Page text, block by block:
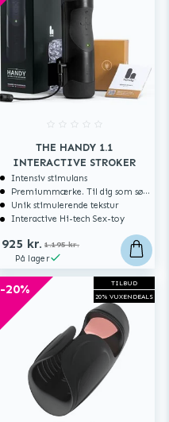
THE HANDY 1.1
INTERACTIVE STROKER
Intensiv stimulans
Premiummærke. Til dig som søger ekstra høj kvalitet.
Unik stimulerende tekstur
Interactive Hi-tech Sex-toy
925 kr. 1.195 kr.
På lager
TILBUD
20% VUXENDEALS
-20%